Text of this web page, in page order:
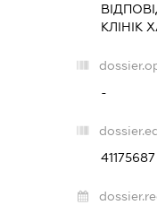
КЛІНІК
-
41175687